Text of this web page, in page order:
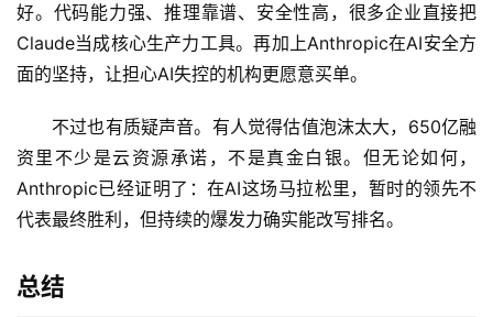
项
目
用
/
好。代码能力强、推理靠谱、安全性高，很多企业直接把
Claude当成核心生产力工具。再加上Anthropic在AI安全方
面的坚持，让担心AI失控的机构更愿意买单。
不过也有质疑声音。有人觉得估值泡沫太大，650亿融
资里不少是云资源承诺，不是真金白银。但无论如何，
Anthropic已经证明了：在AI这场马拉松里，暂时的领先不
代表最终胜利，但持续的爆发力确实能改写排名。
总结